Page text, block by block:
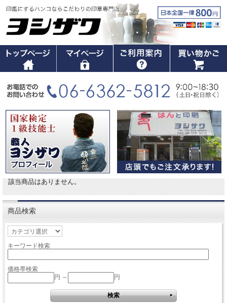
該当商品はありません。
商品検索
キーワード検索
価格帯検索
円 ～
円